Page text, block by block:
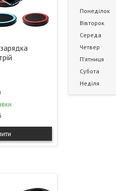
Понеділок
Вівторок
Середа
Четвер
Пʼятниця
Субота
Неділя